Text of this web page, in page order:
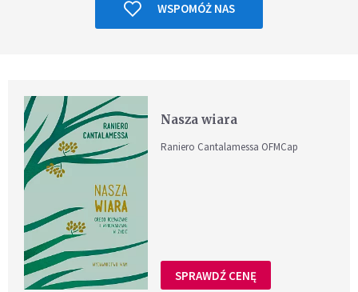
WSPOMÓŻ NAS
Nasza wiara
Raniero Cantalamessa OFMCap
SPRAWDŹ CENĘ